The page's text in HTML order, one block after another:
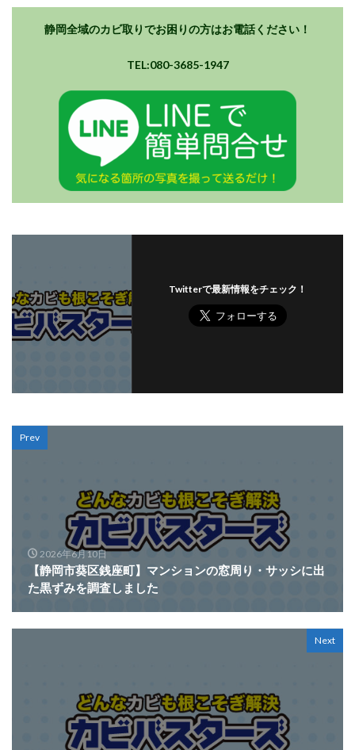
静岡全域のカビ取りでお困りの方はお電話ください！
TEL:080-3685-1947
Twitterで最新情報をチェック！
Prev
2026年6月10日
【静岡市葵区銭座町】マンションの窓周り・サッシに出
た黒ずみを調査しました
Next